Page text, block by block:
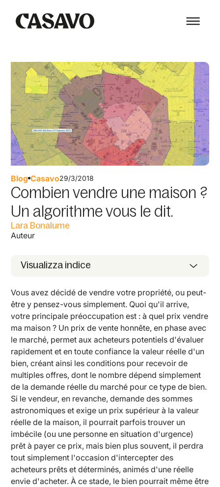
Blog Casavo29/3/2018
Combien vendre une maison ?
Un algorithme vous le dit.
Lara Bonalume
Auteur
Visualizza indice
Vous avez décidé de vendre votre propriété, ou peut-
être y pensez-vous simplement. Quoi qu'il arrive,
votre principale préoccupation est : à quel prix vendre
ma maison ? Un prix de vente honnête, en phase avec
le marché, permet aux acheteurs potentiels d'évaluer
rapidement et en toute confiance la valeur réelle d'un
bien, créant ainsi les conditions pour recevoir de
multiples offres, dont le nombre dépend simplement
de la demande réelle du marché pour ce type de bien.
Si le vendeur, en revanche, demande des sommes
astronomiques et exige un prix supérieur à la valeur
réelle de la maison, il pourrait parfois trouver un
imbécile (ou une personne en situation d'urgence)
prêt à payer ce prix, mais bien plus souvent, il perdra
tout simplement l'occasion d'intercepter des
acheteurs prêts et déterminés, animés d'une réelle
envie d'acheter. À ce stade, le bien pourrait même être